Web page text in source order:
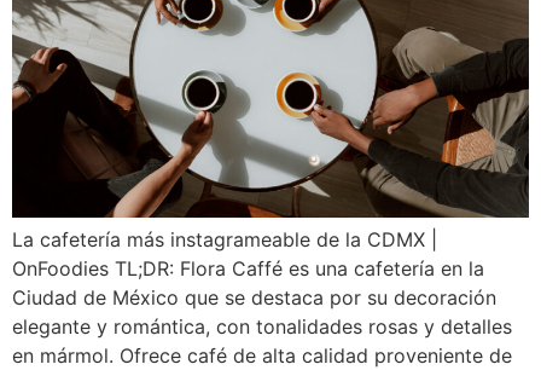
La cafetería más instagrameable de la CDMX |
OnFoodies TL;DR: Flora Caffé es una cafetería en la
Ciudad de México que se destaca por su decoración
elegante y romántica, con tonalidades rosas y detalles
en mármol. Ofrece café de alta calidad proveniente de